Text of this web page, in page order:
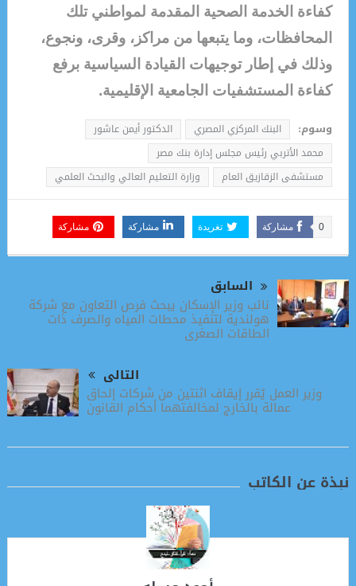
كفاءة الخدمة الصحية المقدمة لمواطني تلك
المحافظات، وما يتبعها من مراكز، وقرى، ونجوع،
وذلك في إطار توجيهات القيادة السياسية برفع
كفاءة المستشفيات الجامعية الإقليمية.
وسوم: البنك المركزي المصري
الدكتور أيمن عاشور
محمد الأتربي رئيس مجلس إدارة بنك مصر
مستشفى الزقازيق العام
وزارة التعليم العالي والبحث العلمي
مشاركة 0 تغريدة مشاركة مشاركة
السابق
نائب وزير الإسكان يبحث فرص التعاون مع شركة
هولندية لتنفيذ محطات المياه والصرف ذات
الطاقات الصغرى
التالى
وزير العمل يُقرر إيقاف اثنتين من شركات إلحاق
عمالة بالخارج لمخالفتهما أحكام القانون
نبذة عن الكاتب